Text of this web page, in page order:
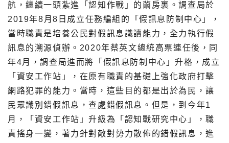
航，繼續一頭紮進「認知作戰」的繭房裏。調查局於
2019年8月8日成立任務編組的「假訊息防制中心」，
當時職責是培養公民對假訊息識讀能力，全力執行假
訊息的溯源偵辦。2020年蔡英文總統高票連任後，同
年4月，調查局進而將「假訊息防制中心」升格，成立
「資安工作站」，在原有職責的基礎上強化政府打擊
網路犯罪的能力。當時，這些目的都是出於為民，讓
民眾識別錯假訊息，查處錯假訊息。但是，到今年1
月，「資安工作站」升級為「認知戰研究中心」，職
責搖身一變，著力針對敵對勢力散佈的錯假訊息，進